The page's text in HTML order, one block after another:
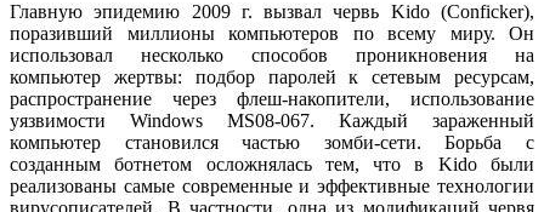
Главную эпидемию 2009 г. вызвал червь Kido (Conficker),
поразивший миллионы компьютеров по всему миру. Он
использовал несколько способов проникновения на
компьютер жертвы: подбор паролей к сетевым ресурсам,
распространение через флеш-накопители, использование
уязвимости Windows MS08-067. Каждый зараженный
компьютер становился частью зомби-сети. Борьба с
созданным ботнетом осложнялась тем, что в Kido были
реализованы самые современные и эффективные технологии